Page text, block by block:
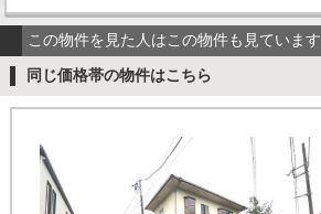
この物件を見た人はこの物件も見ています
同じ価格帯の物件はこちら